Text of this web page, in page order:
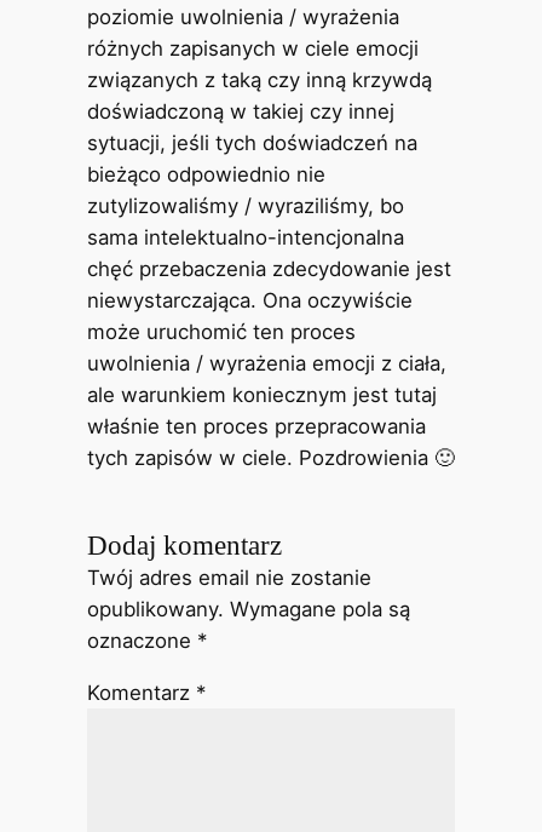
poziomie uwolnienia / wyrażenia
różnych zapisanych w ciele emocji
związanych z taką czy inną krzywdą
doświadczoną w takiej czy innej
sytuacji, jeśli tych doświadczeń na
bieżąco odpowiednio nie
zutylizowaliśmy / wyraziliśmy, bo
sama intelektualno-intencjonalna
chęć przebaczenia zdecydowanie jest
niewystarczająca. Ona oczywiście
może uruchomić ten proces
uwolnienia / wyrażenia emocji z ciała,
ale warunkiem koniecznym jest tutaj
właśnie ten proces przepracowania
tych zapisów w ciele. Pozdrowienia 🙂
Dodaj komentarz
Twój adres email nie zostanie
opublikowany. Wymagane pola są
oznaczone *
Komentarz *